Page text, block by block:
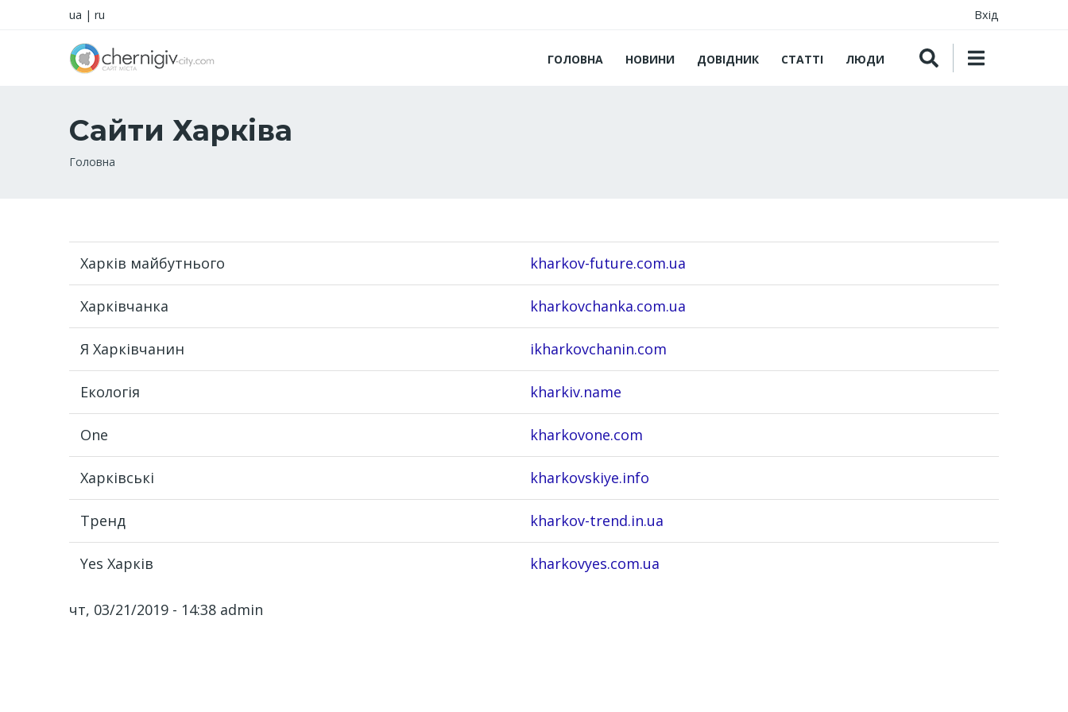
ua | ru Вхід
ГОЛОВНА НОВИНИ ДОВІДНИК СТАТТІ ЛЮДИ
Сайти Харківа
Рядок
Головна
Харків майбутнього kharkov-future.com.ua
Харківчанка kharkovchanka.com.ua
Я Харківчанин ikharkovchanin.com
Екологія kharkiv.name
One kharkovone.com
Харківські kharkovskiye.info
Тренд kharkov-trend.in.ua
Yes Харків kharkovyes.com.ua
чт, 03/21/2019 - 14:38 admin